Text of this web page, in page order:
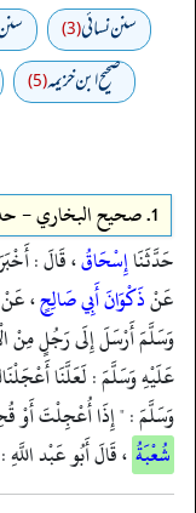
سنن نسائي(3)
صحيح ابن خزيمه(5)
1. صحيح البخاري -
حَدَّثَنَاإِسْحَاقُ، قَالَ :
عَنْذَكْوَانَ أَبِي صَالِحٍ، عَنْ
وَسَلَّمَ أَرْسَلَ إِلَى رَجُلٍ مِنْ
عَلَيْهِ وَسَلَّمَ : لَعَلَّنَا
وَسَلَّمَ : " إِذَا أُعْجِلْتَ أَوْ
شُعْبَةُ ، قَالَ أَبُو عَبْد